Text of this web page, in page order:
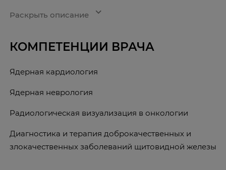
кардиологии и нейро-онкологии. Направлениями
визуализация злокачественных образований и
заболеваний щитовидной железы. Именно под его
установлен первый в Германии аппарат ПЭТ-КТ с
так называемой времяпролетной технологией
одним из первых обладателей сертификата в
области технологии ПЭТ в Германии, и с момента
Раскрыть описание expand_more
КОМПЕТЕНЦИИ ВРАЧА
Ядерная кардиология
Ядерная неврология
Радиологическая визуализация в онкологии
Диагностика и терапия доброкачественных и
злокачественных заболеваний щитовидной железы